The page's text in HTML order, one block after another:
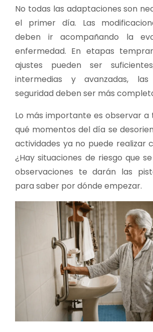
No todas las adaptaciones son
el primer día. Las
deben ir acompañando la
enfermedad. En etapas
ajustes pueden ser
intermedias y avanzadas,
seguridad deben ser más
Lo más importante es observar a
qué momentos del día se
actividades ya no puede realizar
¿Hay situaciones de riesgo que
observaciones te darán las
para saber por dónde empezar.